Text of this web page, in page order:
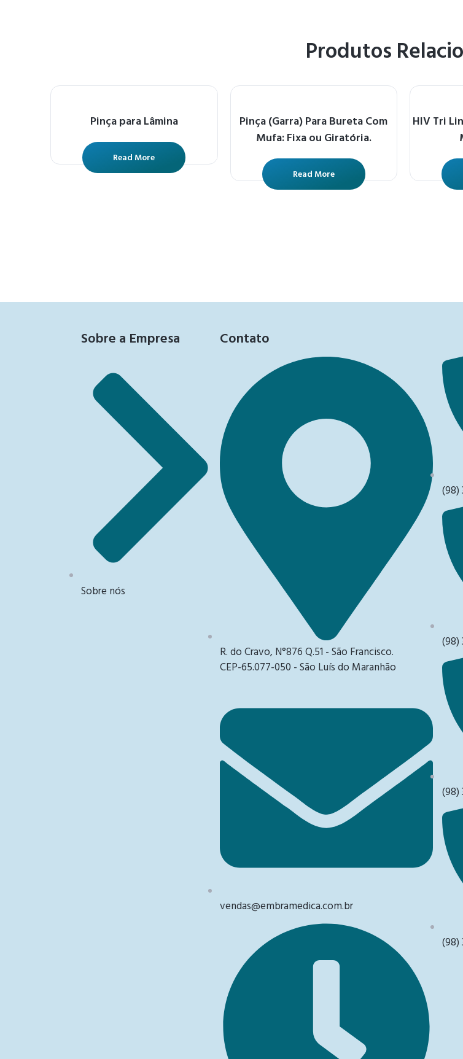
Produtos
Pinça para Lâmina
Read More
Pinça (Garra) Para Bureta Com
Mufa: Fixa ou Giratória.
Read More
HIV Tri
Sobre a Empresa
Sobre nós
Contato
R. do Cravo, N°876 Q.51 - São Francisco.
CEP-65.077-050 - São Luís do Maranhão
vendas@embramedica.com.br
(98)
(98)
(98)
(98)